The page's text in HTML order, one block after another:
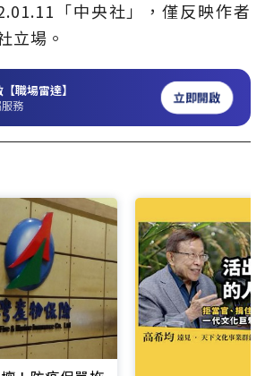
「中央社」，僅反映作者
立場。
職場雷達】
務 立即開啟